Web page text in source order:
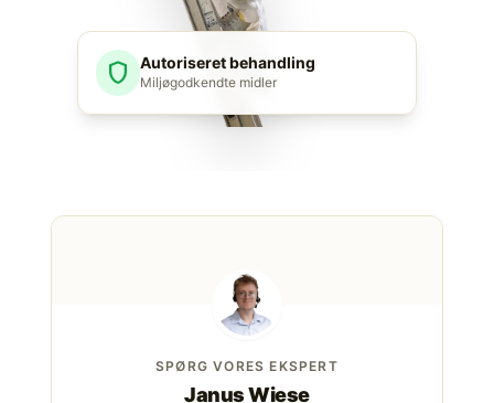
shield Autoriseret behandling
Miljøgodkendte midler
SPØRG VORES EKSPERT
Janus Wiese